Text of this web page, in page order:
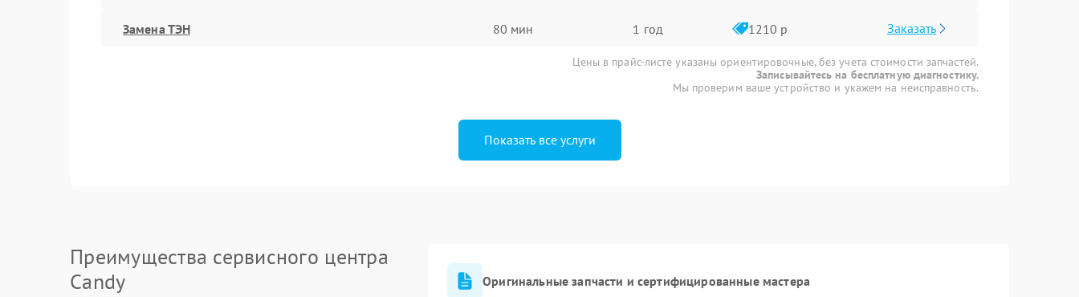
Замена ТЭН 80 мин 1 год 1210 р Заказать
Цены в прайс-листе указаны ориентировочные, без учета стоимости запчастей.
Записывайтесь на бесплатную диагностику.
Мы проверим ваше устройство и укажем на неисправность.
Показать все услуги
Преимущества сервисного центра
Candy
Оригинальные запчасти и сертифицированные мастера